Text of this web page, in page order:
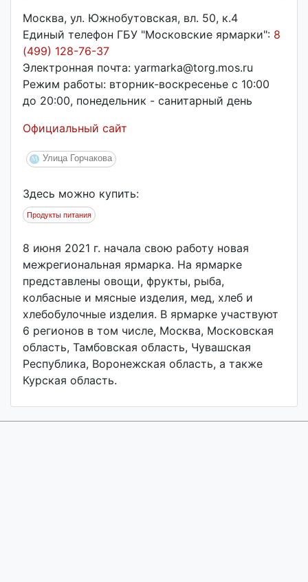
Москва, ул. Южнобутовская, вл. 50, к.4
Единый телефон ГБУ "Московские ярмарки": 8
(499) 128-76-37
Электронная почта: yarmarka@torg.mos.ru
Режим работы: вторник-воскресенье с 10:00
до 20:00, понедельник - санитарный день
Официальный сайт
Улица Горчакова
Здесь можно купить:
Продукты питания
8 июня 2021 г. начала свою работу новая
межрегиональная ярмарка. На ярмарке
представлены овощи, фрукты, рыба,
колбасные и мясные изделия, мед, хлеб и
хлебобулочные изделия. В ярмарке участвуют
6 регионов в том числе, Москва, Московская
область, Тамбовская область, Чувашская
Республика, Воронежская область, а также
Курская область.